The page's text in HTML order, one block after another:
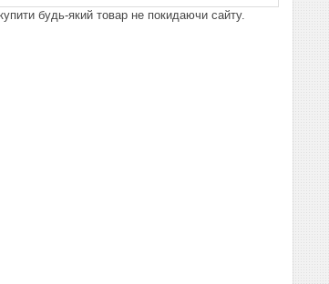
будь-який товар не покидаючи сайту.